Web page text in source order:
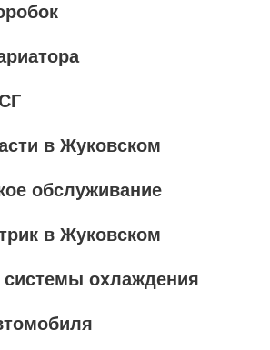
в Жуковском
обслуживание
в Жуковском
системы охлаждения